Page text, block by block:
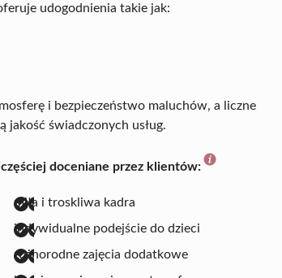
udogodnienia takie jak:
i bezpieczeństwo maluchów, a liczne
świadczonych usług.
doceniane przez klientów:
miła i troskliwa kadra
indywidualne podejście do dzieci
różnorodne zajęcia dodatkowe